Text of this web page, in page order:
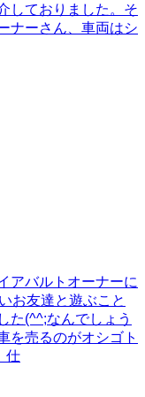
しておりました。そ
ナーさん、車両はシ
アバルトオーナーに
お友達と遊ぶこと
た(^^;なんでしょう
を売るのがオシゴト
仕